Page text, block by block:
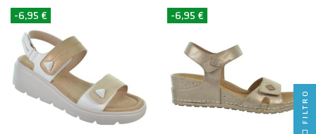
-6,95 € -6,95 €
FILTRO